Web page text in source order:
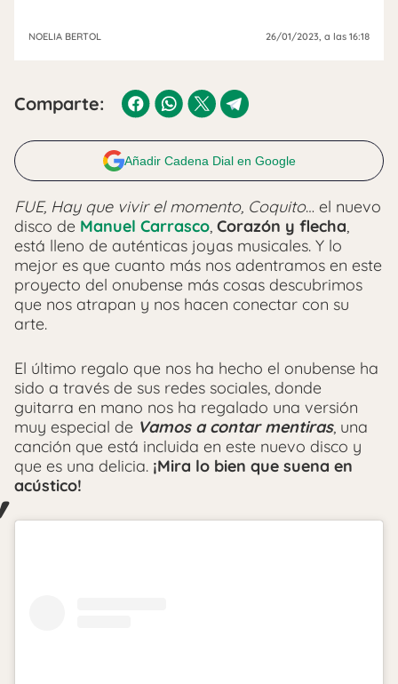
NOELIA BERTOL 26/01/2023, a las 16:18
Comparte:
Añadir Cadena Dial en Google
FUE, Hay que vivir el momento, Coquito… el nuevo
disco de Manuel Carrasco, Corazón y flecha,
está lleno de auténticas joyas musicales. Y lo
mejor es que cuanto más nos adentramos en este
proyecto del onubense más cosas descubrimos
que nos atrapan y nos hacen conectar con su
arte.
El último regalo que nos ha hecho el onubense ha
sido a través de sus redes sociales, donde
guitarra en mano nos ha regalado una versión
muy especial de Vamos a contar mentiras, una
canción que está incluida en este nuevo disco y
que es una delicia. ¡Mira lo bien que suena en
acústico!